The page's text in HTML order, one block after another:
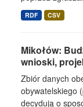
RDF CSV
Mikołów:
wnioski,
Zbiór danych
obywatelskiego
decydują o